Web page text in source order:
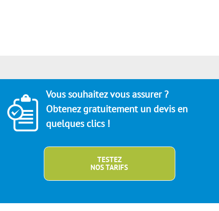
Vous souhaitez vous assurer ?
Obtenez gratuitement un devis en
quelques clics !
TESTEZ
NOS TARIFS